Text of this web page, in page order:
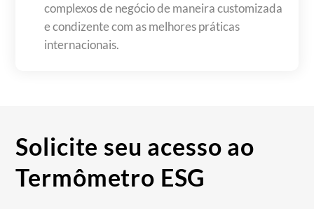
complexos de negócio de maneira customizada
e condizente com as melhores práticas
internacionais.
Solicite seu acesso ao
Termômetro ESG